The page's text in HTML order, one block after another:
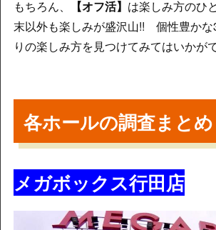
もちろん、 【オフ活】 は楽しみ方のひ
末以外も楽しみが盛沢山!! 個性豊かな
りの楽しみ方を見つけてみてはいかが
各ホールの調査まとめ
メガボックス行田店